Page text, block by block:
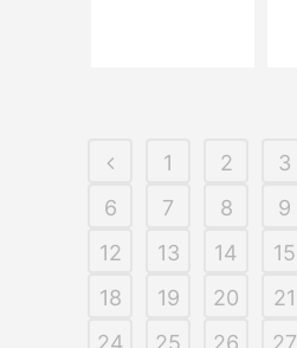
1 2 3
6
7 8 9
12
13 14 15
18
19 20 21
24
25 26 27